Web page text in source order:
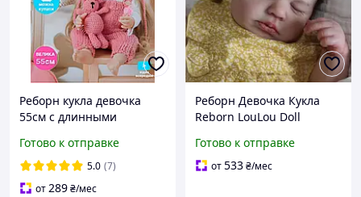
Реборн кукла девочка
55см с длинными
виниловая кукла reborn
можно купать
Готово к отправке
5.0 (7)
от289₴/мес
Реборн Девочка Кукла
Reborn LouLou Doll
винил 50 см можно
купать
Готово к отправке
от533₴/мес